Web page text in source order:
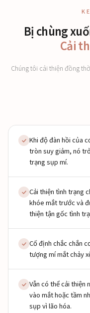
Bị chùng
Cải
Chúng tôi cải thiện đồng
Khi độ đàn hồi của
tròn suy giảm, nó
trạng sụp mí.
Cải thiện tình trạng
khóe mắt trước và
thiện tận gốc tình
Cố định chắc chắn
tượng mí mắt chảy
Vẫn có thể cải thiện
vào mắt hoặc tầm
sụp vì lão hóa.